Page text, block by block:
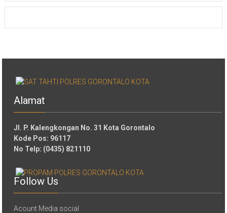
Alamat
Jl. P. Kalengkongan No. 31 Kota Gorontalo
Kode Pos: 96117
No Telp: (0435) 821110
Follow Us
Acount Media social